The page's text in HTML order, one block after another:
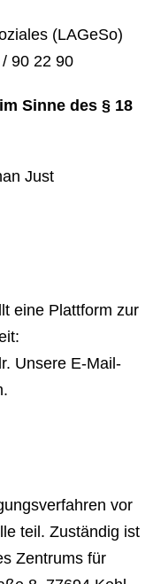
(LAGeSo)
90 22 90
Sinne des § 18
Just
eine Plattform zur
Unsere E-Mail-
vor
teil. Zuständig ist
Zentrums für